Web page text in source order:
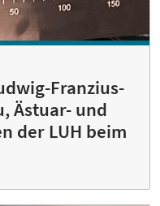
Franzius-
Ästuar- und
der LUH beim